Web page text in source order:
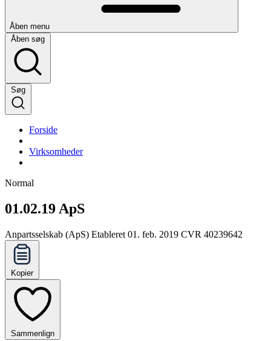
Åben menu
Åben søg
Søg
Forside
Virksomheder
Normal
01.02.19 ApS
Anpartsselskab (ApS) Etableret 01. feb. 2019 CVR 40239642
Kopier
Sammenlign